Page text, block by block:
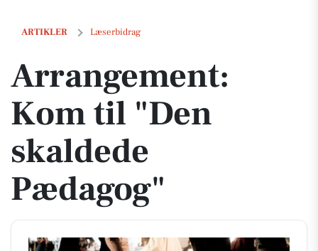
ARTIKLER Læserbidrag
Arrangement: Kom til "Den skaldede Pædagog"
Arrangement:
Kom til "Den
skaldede
Pædagog"